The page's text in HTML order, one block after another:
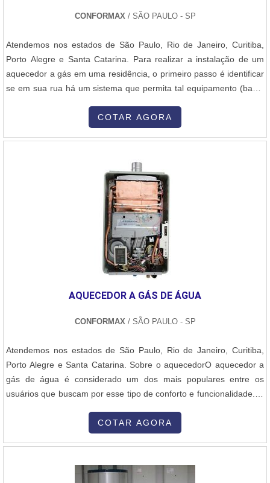
CONFORMAX / SÃO PAULO - SP
Atendemos nos estados de São Paulo, Rio de Janeiro, Curitiba,
Porto Alegre e Santa Catarina. Para realizar a instalação de um
aquecedor a gás em uma residência, o primeiro passo é identificar
se em sua rua há um sistema que permita tal equipamento (basta
saber). Se a resposta for positiva, é o momento em que se define
COTAR AGORA
AQUECEDOR A GÁS DE ÁGUA
CONFORMAX / SÃO PAULO - SP
Atendemos nos estados de São Paulo, Rio de Janeiro, Curitiba,
Porto Alegre e Santa Catarina. Sobre o aquecedorO aquecedor a
gás de água é considerado um dos mais populares entre os
usuários que buscam por esse tipo de conforto e funcionalidade. O
termos energéticos. O aquecedor de água vem com sistemas de
segurança que não permitem seu funcionamento em caso de
COTAR AGORA